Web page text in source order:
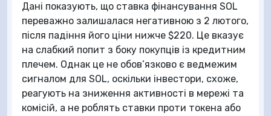
Дані показують, що ставка фінансування SOL
переважно залишалася негативною з 2 лютого,
після падіння його ціни нижче $220. Це вказує
на слабкий попит з боку покупців із кредитним
плечем. Однак це не обов’язково є ведмежим
сигналом для SOL, оскільки інвестори, схоже,
реагують на зниження активності в мережі та
комісій, а не роблять ставки проти токена або